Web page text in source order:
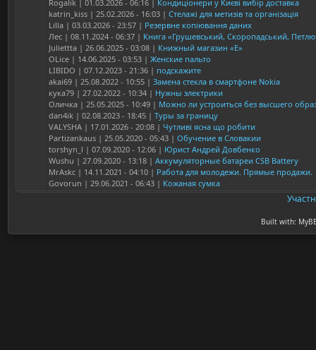
Rogalik | 01.03.2026 - 06:16 |
Кондиціонери у Києві вибір доставка
katrin_kiss | 25.02.2026 - 16:03 |Стелажі для метизів та організація
Lilla | 03.03.2026 - 23:57 | Резервне копіювання даних
Лес | 08.11.2024 - 06:37 | Книга «Грушевський, Скоропадський,
Juliettta | 26.06.2025 - 03:08 | Книжный магазин «Е»
OLice | 14.06.2025 - 03:53 |Женские пальто
LIBIDO | 07.12.2023 - 21:36 | подскажите
akai69 | 25.08.2022 - 10:55 |Замена стекла в смартфоне Nokia
кука79 | 27.02.2022 - 10:34 | Нужны электрики
Оличка | 25.05.2025 - 10:49 | Можно ли устроиться без высшего
dan4ik | 02.08.2023 - 18:45 |Туры за границу
VALYSHA | 17.01.2026 - 20:08 |Чутливі ясна що робити
Partizankaus | 25.05.2020 - 05:43 |Обучение в Словакии
torshyn_l | 07.09.2020 - 12:06 | Юрист Андрей Довбенко
Wushu | 27.09.2020 - 13:18 |Аккумуляторные батареи CSB Battery
MrAskc | 14.11.2021 - 04:10 | Работа для молодежи. Прямые продажи.
Govorun | 29.06.2021 - 06:43 | Кожаная сумка
Built with: